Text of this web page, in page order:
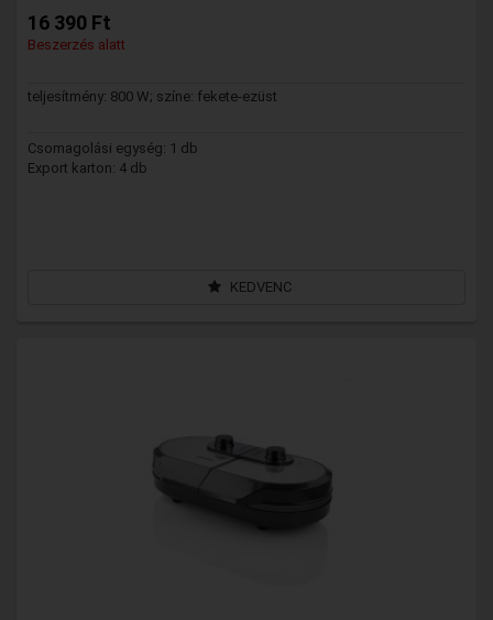
16 390 Ft
Beszerzés alatt
teljesítmény: 800 W; színe: fekete-ezüst
Csomagolási egység: 1 db
Export karton: 4 db
KEDVENC